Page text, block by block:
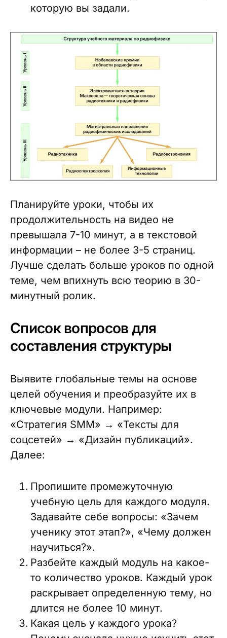
которую вы задали.
Планируйте уроки, чтобы их
продолжительность на видео не
превышала 7-10 минут, а в текстовой
информации – не более 3-5 страниц.
Лучше сделать больше уроков по одной
теме, чем впихнуть всю теорию в 30-
минутный ролик.
Список вопросов для
составления структуры
Выявите глобальные темы на основе
целей обучения и преобразуйте их в
ключевые модули. Например:
«Стратегия SMM» → «Тексты для
соцсетей» → «Дизайн публикаций».
Далее:
Пропишите промежуточную
учебную цель для каждого модуля.
Задавайте себе вопросы: «Зачем
ученику этот этап?», «Чему должен
научиться?».
Разбейте каждый модуль на какое-
то количество уроков. Каждый урок
раскрывает определенную тему, но
длится не более 10 минут.
Какая цель у каждого урока?